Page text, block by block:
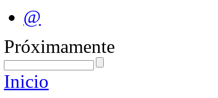
@
Próximamente
Inicio